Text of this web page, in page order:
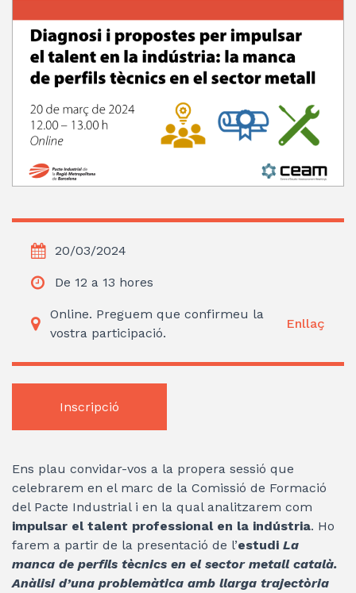
20/03/2024
De 12 a 13 hores
Online. Preguem que confirmeu la
vostra participació.
Enllaç
Inscripció
Ens plau convidar-vos a la propera sessió que
celebrarem en el marc de la Comissió de Formació
del Pacte Industrial i en la qual analitzarem com
impulsar el talent professional en la indústria. Ho
farem a partir de la presentació de l’estudi La
manca de perfils tècnics en el sector metall català.
Anàlisi d’una problemàtica amb llarga trajectòria